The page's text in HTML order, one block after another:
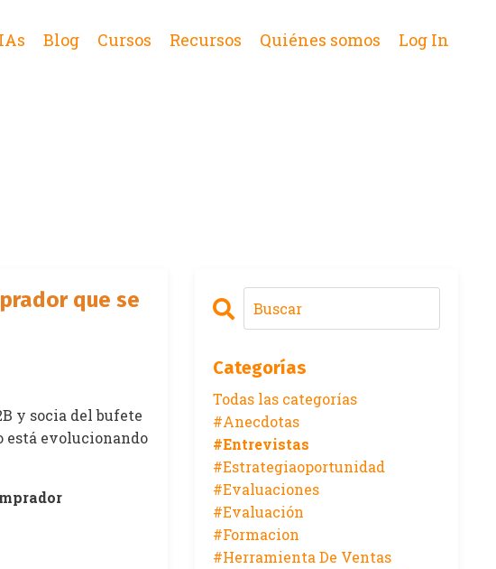
Blog Cursos Recursos Quiénes somos Log In
que se
y socia del bufete
está evolucionando
Categorías
Todas las categorías
#anecdotas
#entrevistas
#estrategiaoportunidad
#evaluaciones
#evaluación
#formacion
#herramienta De Ventas